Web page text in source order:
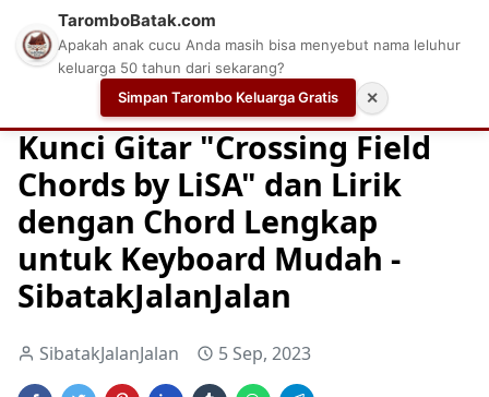
Chord Chord Gitar Easy Guitar Tabs
Kunci Gitar "Crossing Field
Chords by LiSA" dan Lirik
dengan Chord Lengkap
untuk Keyboard Mudah -
SibatakJalanJalan
SibatakJalanJalan 5 Sep, 2023
TaromboBatak.com
Apakah anak cucu Anda masih bisa menyebut nama leluhur
keluarga 50 tahun dari sekarang?
Simpan Tarombo Keluarga Gratis
✕